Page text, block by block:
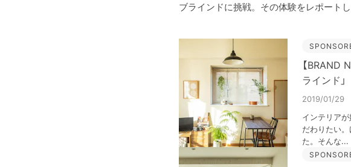
ブラインドに挑戦。その体験をレポートし
【BRAND
ラインド」
2019/01/29
インテリアが
だわりたい。
た。そんな...